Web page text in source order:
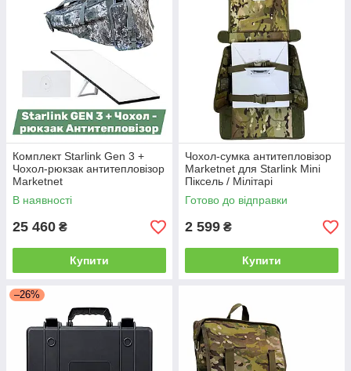
Комплект Starlink Gen 3 +
Чохол-рюкзак антитепловізор
Marketnet
В наявності
25 460 ₴
Купити
Чохол-сумка антитепловізор
Marketnet для Starlink Mini
Піксель / Мілітарі
Готово до відправки
2 599 ₴
Купити
–26%